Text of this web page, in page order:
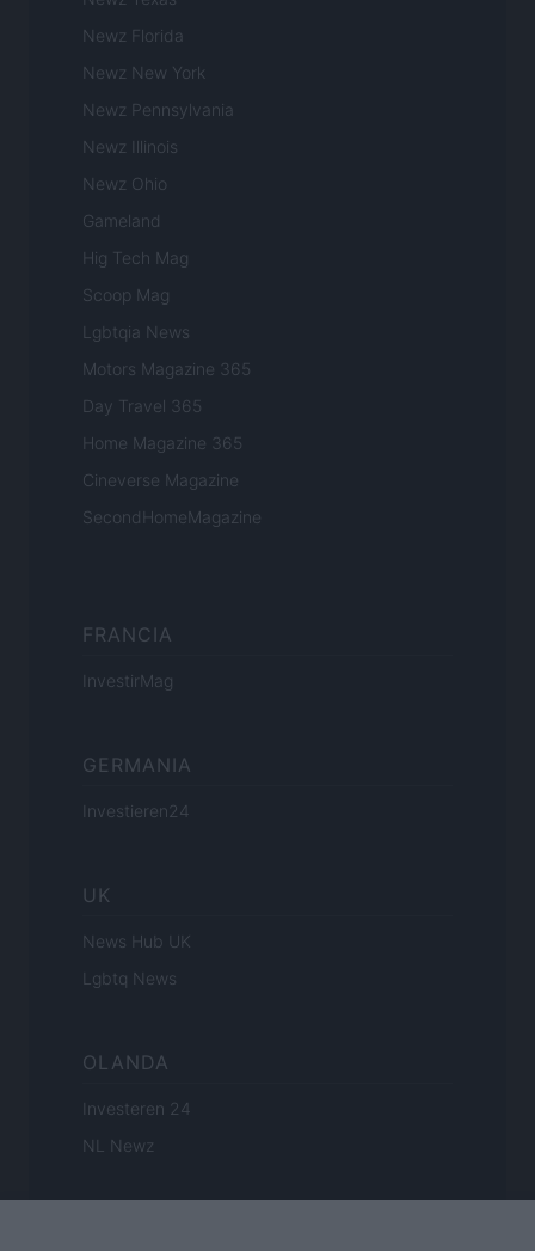
Newz Florida
Newz New York
Newz Pennsylvania
Newz Illinois
Newz Ohio
Gameland
Hig Tech Mag
Scoop Mag
Lgbtqia News
Motors Magazine 365
Day Travel 365
Home Magazine 365
Cineverse Magazine
SecondHomeMagazine
FRANCIA
InvestirMag
GERMANIA
Investieren24
UK
News Hub UK
Lgbtq News
OLANDA
Investeren 24
NL Newz